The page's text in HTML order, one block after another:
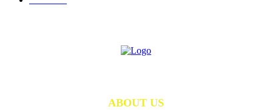
ABOUT US